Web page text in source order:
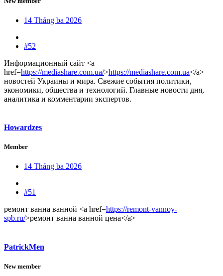
14 Tháng ba 2026
#52
Информационный сайт <a
href=https://mediashare.com.ua/>https://mediashare.com.ua</a>
новостей Украины и мира. Свежие события политики,
экономики, общества и технологий. Главные новости дня,
аналитика и комментарии экспертов.
Howardzes
Member
14 Tháng ba 2026
#51
ремонт ванна ванной <a href=https://remont-vannoy-
spb.ru/>ремонт ванна ванной цена</a>
PatrickMen
New member